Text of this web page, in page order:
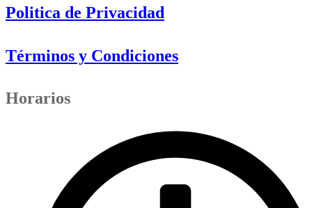
Politica de Privacidad
Términos y Condiciones
Horarios